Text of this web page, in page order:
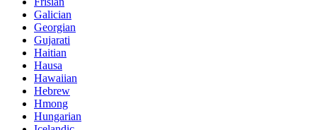
Galician
Georgian
Gujarati
Haitian
Hausa
Hawaiian
Hebrew
Hmong
Hungarian